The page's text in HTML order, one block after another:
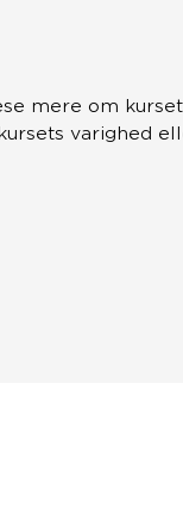
mere om
varighed